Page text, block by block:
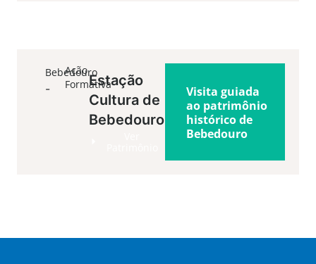
Bebedouro
-
Ação
FormativaEstação
Cultura de
Bebedouro
Visita guiada
ao patrimônio
histórico de
Bebedouro